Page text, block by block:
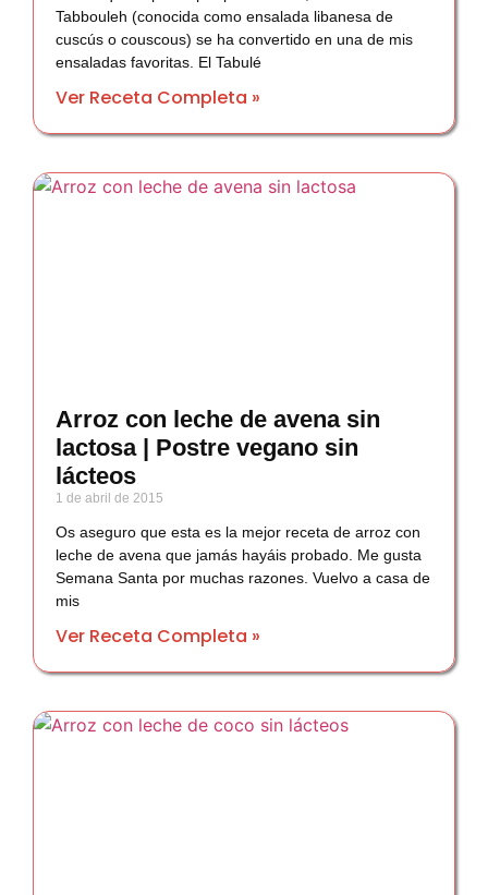
Tabbouleh (conocida como ensalada libanesa de
cuscús o couscous) se ha convertido en una de mis
ensaladas favoritas. El Tabulé
Ver Receta Completa »
Arroz con leche de avena sin
lactosa | Postre vegano sin
lácteos
1 de abril de 2015
Os aseguro que esta es la mejor receta de arroz con
leche de avena que jamás hayáis probado. Me gusta
Semana Santa por muchas razones. Vuelvo a casa de
mis
Ver Receta Completa »